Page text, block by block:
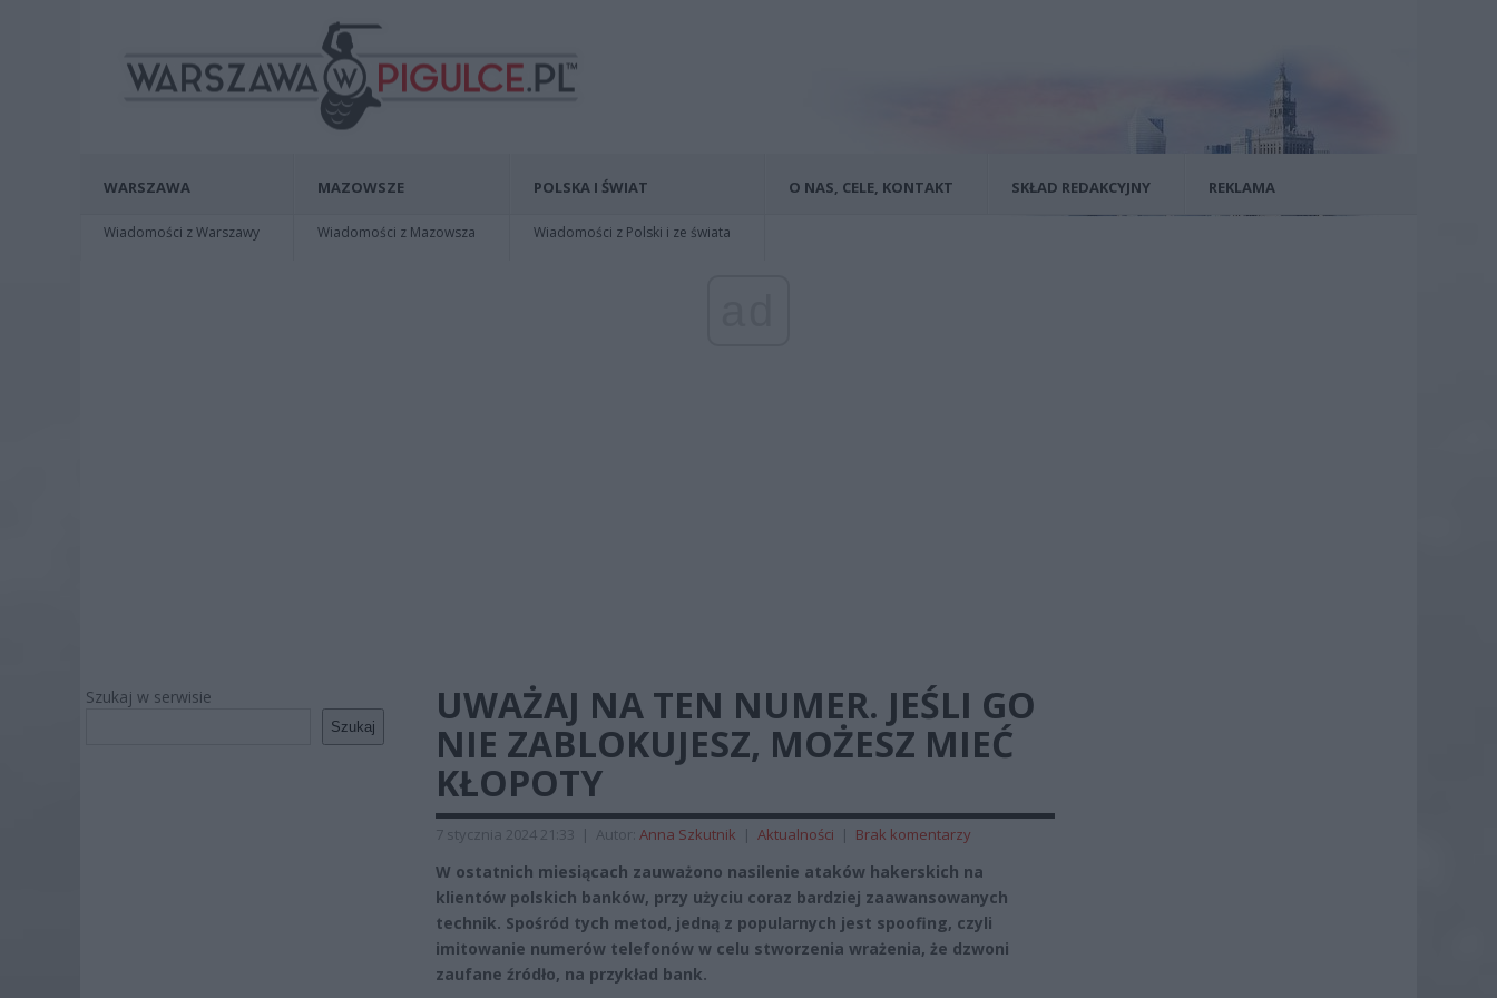
WARSZAWA
Wiadomości z Warszawy
MAZOWSZE
Wiadomości z Mazowsza
POLSKA I ŚWIAT
Wiadomości z Polski i ze świata
O NAS, CELE, KONTAKT SKŁAD REDAKCYJNY REKLAMA
Szukaj w serwisie
Szukaj
UWAŻAJ NA TEN NUMER. JEŚLI GO
NIE ZABLOKUJESZ, MOŻESZ MIEĆ
KŁOPOTY
7 stycznia 2024 21:33 | Autor: Anna Szkutnik | Aktualności | Brak komentarzy
W ostatnich miesiącach zauważono nasilenie ataków hakerskich na
klientów polskich banków, przy użyciu coraz bardziej zaawansowanych
technik. Spośród tych metod, jedną z popularnych jest spoofing, czyli
imitowanie numerów telefonów w celu stworzenia wrażenia, że dzwoni
zaufane źródło, na przykład bank.